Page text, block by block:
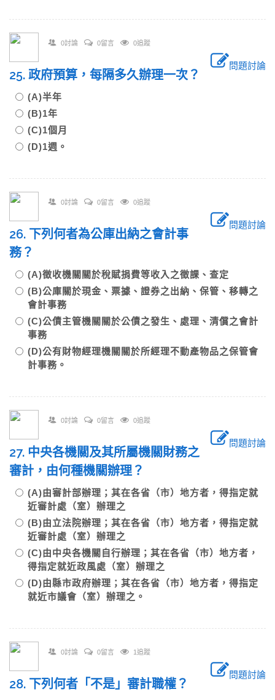
0討論 0留言 0追蹤
問題討論
25. 政府預算，每隔多久辦理一次？
(A)半年
(B)1年
(C)1個月
(D)1週。
0討論 0留言 0追蹤
問題討論
26. 下列何者為公庫出納之會計事
務？
(A)徵收機關關於稅賦捐費等收入之徵課、查定
(B)公庫關於現金、票據、證券之出納、保管、移轉之
會計事務
(C)公債主管機關關於公債之發生、處理、清償之會計
事務
(D)公有財物經理機關關於所經理不動產物品之保管會
計事務。
0討論 0留言 0追蹤
問題討論
27. 中央各機關及其所屬機關財務之
審計，由何種機關辦理？
(A)由審計部辦理；其在各省（市）地方者，得指定就
近審計處（室）辦理之
(B)由立法院辦理；其在各省（市）地方者，得指定就
近審計處（室）辦理之
(C)由中央各機關自行辦理；其在各省（市）地方者，
得指定就近政風處（室）辦理之
(D)由縣市政府辦理；其在各省（市）地方者，得指定
就近市議會（室）辦理之。
0討論 0留言 1追蹤
問題討論
28. 下列何者「不是」審計職權？